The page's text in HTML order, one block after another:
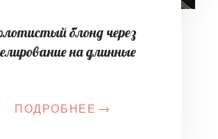
блонд через
на длинные
ПОДРОБНЕЕ